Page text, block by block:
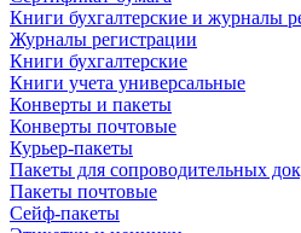
Книги бухгалтерские и журналы
Журналы регистрации
Книги бухгалтерские
Книги учета универсальные
Конверты и пакеты
Конверты почтовые
Курьер-пакеты
Пакеты для сопроводительных
Пакеты почтовые
Сейф-пакеты